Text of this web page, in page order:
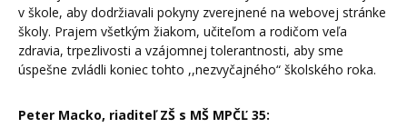
v škole, aby dodržiavali pokyny zverejnené na webovej stránke
školy. Prajem všetkým žiakom, učiteľom a rodičom veľa
zdravia, trpezlivosti a vzájomnej tolerantnosti, aby sme
úspešne zvládli koniec tohto ,,nezvyčajného“ školského roka.
Peter Macko, riaditeľ ZŠ s MŠ MPČĽ 35: